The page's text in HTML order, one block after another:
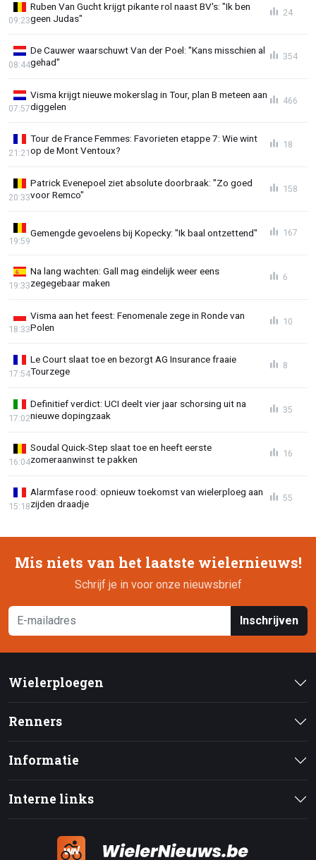
Ruben Van Gucht krijgt pikante rol naast BV's: "Ik ben
geen Judas"
09:23
24
De Cauwer waarschuwt Van der Poel: "Kans misschien al
gehad"
08:44
354
Visma krijgt nieuwe mokerslag in Tour, plan B meteen aan
diggelen
07:57
466
Tour de France Femmes: Favorieten etappe 7: Wie wint
op de Mont Ventoux?
21:21
18
Patrick Evenepoel ziet absolute doorbraak: "Zo goed
voor Remco"
20:33
158
Gemengde gevoelens bij Kopecky: "Ik baal ontzettend"
19:59
167
Na lang wachten: Gall mag eindelijk weer eens
zegegebaar maken
19:33
6
Visma aan het feest: Fenomenale zege in Ronde van
Polen
18:33
10
Le Court slaat toe en bezorgt AG Insurance fraaie
Tourzege
17:54
8
Definitief verdict: UCI deelt vier jaar schorsing uit na
nieuwe dopingzaak
17:02
35
Soudal Quick-Step slaat toe en heeft eerste
zomeraanwinst te pakken
16:04
16
Alarmfase rood: opnieuw toekomst van wielerploeg aan
zijden draadje
15:18
55
Mis niets van het laatste wielernieuws!
Schrijf je in voor onze nieuwsbrief
Inschrijven
Wielerploegen
Renners
Informatie
Interne links